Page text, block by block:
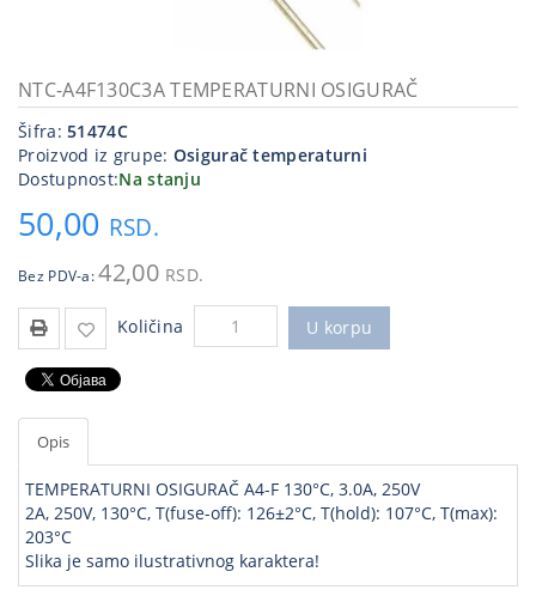
priključci
Kućna
tehnika
oprema,računari
Strujni
NTC-A4F130C3A TEMPERATURNI OSIGURAČ
Šifra:51474C
Proizvod iz grupe: Osigurač temperaturni
Dostupnost:Na stanju
50,00 RSD.
Bez PDV-a: 42,00 RSD.
Količina U korpu
Opis
TEMPERATURNI OSIGURAČ A4-F 130°C, 3.0A, 250V
2A, 250V, 130°C, T(fuse-off): 126±2°C, T(hold): 107°C, T(max):
203°C
Slika je samo ilustrativnog karaktera!